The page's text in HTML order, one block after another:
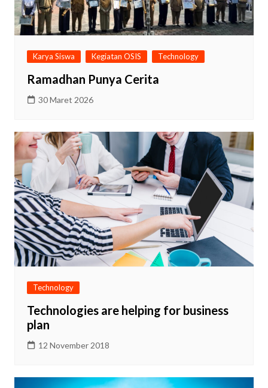
Karya Siswa Kegiatan OSIS Technology
Ramadhan Punya Cerita
30 Maret 2026
Technology
Technologies are helping for business
plan
12 November 2018